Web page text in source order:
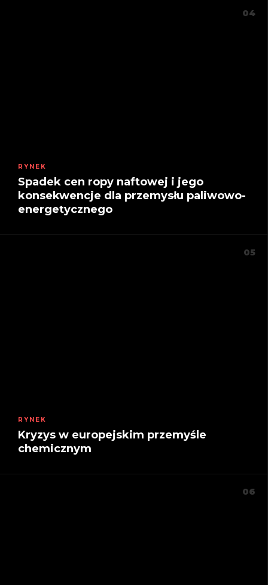
04
RYNEK
Spadek cen ropy naftowej i jego
konsekwencje dla przemysłu paliwowo-
energetycznego
05
RYNEK
Kryzys w europejskim przemyśle
chemicznym
06